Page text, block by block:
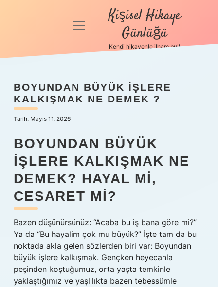
Anasayfa
Politikası
Yasal Uyarı
menüyü
Kişisel Hikaye
Günlüğü
Kendi hikayenle ilham bul!
BOYUNDAN BÜYÜK IŞLERE
KALKIŞMAK NE DEMEK ?
Tarih: Mayıs 11, 2026
BOYUNDAN BÜYÜK
İŞLERE KALKIŞMAK NE
DEMEK? HAYAL MI,
CESARET MI?
Bazen düşünürsünüz: “Acaba bu iş bana göre mi?”
Ya da “Bu hayalim çok mu büyük?” İşte tam da bu
noktada akla gelen sözlerden biri var: Boyundan
büyük işlere kalkışmak. Gençken heyecanla
peşinden koştuğumuz, orta yaşta temkinle
yaklaştığımız ve yaşlılıkta bazen tebessümle